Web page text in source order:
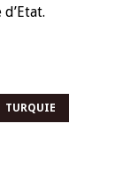
TURQUIE